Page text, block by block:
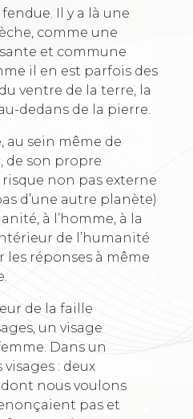
Il y a là une
comme une
et commune
il en est parfois des
ventre de la terre, la
dedans de la pierre.
au sein même de
de son propre
non pas externe
d’une autre planète)
à l’homme, à la
de l’humanité
réponses à même
de la faille
un visage
Dans un
: deux
nous voulons
pas et